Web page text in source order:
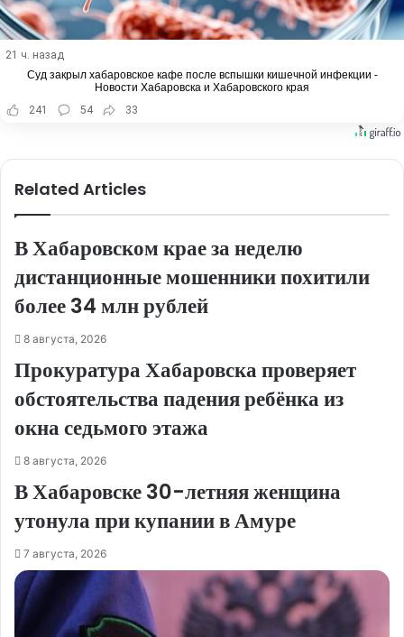
21 ч. назад
Суд закрыл хабаровское кафе после вспышки кишечной инфекции -
Новости Хабаровска и Хабаровского края
241
54 33
Related Articles
В Хабаровском крае за неделю
дистанционные мошенники похитили
более 34 млн рублей
8 августа, 2026
Прокуратура Хабаровска проверяет
обстоятельства падения ребёнка из
окна седьмого этажа
8 августа, 2026
В Хабаровске 30-летняя женщина
утонула при купании в Амуре
7 августа, 2026